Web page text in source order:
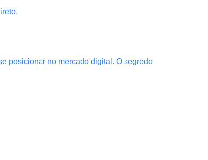
posicionar no mercado digital. O segredo